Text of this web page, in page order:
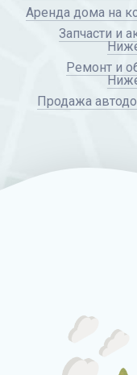
Аренда дома на
Запчасти и
Ремонт и
Продажа